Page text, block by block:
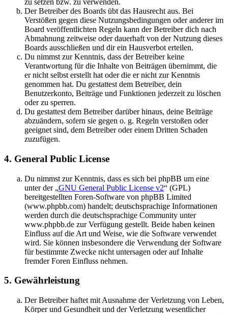
zu setzen bzw. zu verwenden.
Der Betreiber des Boards übt das Hausrecht aus. Bei
Verstößen gegen diese Nutzungsbedingungen oder anderer im
Board veröffentlichten Regeln kann der Betreiber dich nach
Abmahnung zeitweise oder dauerhaft von der Nutzung dieses
Boards ausschließen und dir ein Hausverbot erteilen.
Du nimmst zur Kenntnis, dass der Betreiber keine
Verantwortung für die Inhalte von Beiträgen übernimmt, die
er nicht selbst erstellt hat oder die er nicht zur Kenntnis
genommen hat. Du gestattest dem Betreiber, dein
Benutzerkonto, Beiträge und Funktionen jederzeit zu löschen
oder zu sperren.
Du gestattest dem Betreiber darüber hinaus, deine Beiträge
abzuändern, sofern sie gegen o. g. Regeln verstoßen oder
geeignet sind, dem Betreiber oder einem Dritten Schaden
zuzufügen.
4. General Public License
Du nimmst zur Kenntnis, dass es sich bei phpBB um eine
unter der „GNU General Public License v2“ (GPL)
bereitgestellten Foren-Software von phpBB Limited
(www.phpbb.com) handelt; deutschsprachige Informationen
werden durch die deutschsprachige Community unter
www.phpbb.de zur Verfügung gestellt. Beide haben keinen
Einfluss auf die Art und Weise, wie die Software verwendet
wird. Sie können insbesondere die Verwendung der Software
für bestimmte Zwecke nicht untersagen oder auf Inhalte
fremder Foren Einfluss nehmen.
5. Gewährleistung
Der Betreiber haftet mit Ausnahme der Verletzung von Leben,
Körper und Gesundheit und der Verletzung wesentlicher